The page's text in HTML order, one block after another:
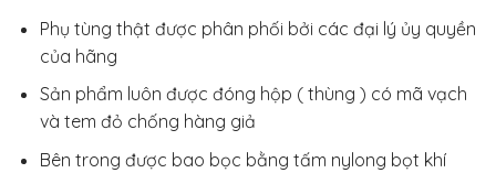
Phụ tùng thật được phân phối bởi các đại lý ủy quyền
của hãng
Sản phẩm luôn được đóng hộp ( thùng ) có mã vạch
và tem đỏ chống hàng giả
Bên trong được bao bọc bằng tấm nylong bọt khí